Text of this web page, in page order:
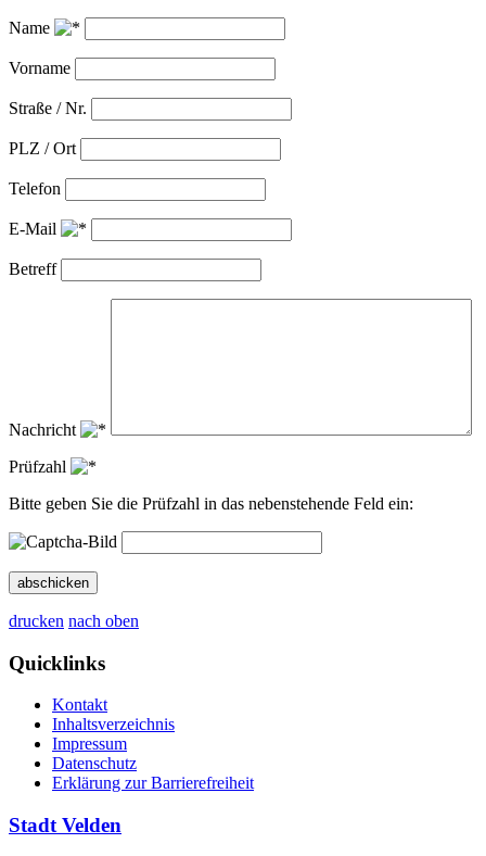
Name
Vorname
Straße / Nr.
PLZ / Ort
Telefon
E-Mail
Betreff
Nachricht
Prüfzahl
Bitte geben Sie die Prüfzahl in das nebenstehende Feld ein:
abschicken
drucken nach oben
Quicklinks
Kontakt
Inhaltsverzeichnis
Impressum
Datenschutz
Erklärung zur Barrierefreiheit
Stadt Velden